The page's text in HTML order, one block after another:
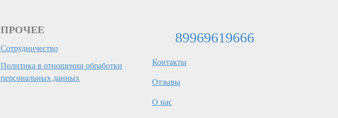
ПРОЧЕЕ
Сотрудничество
Политика в отношении обработки
персональных данных
89969619666
Контакты
Отзывы
О нас